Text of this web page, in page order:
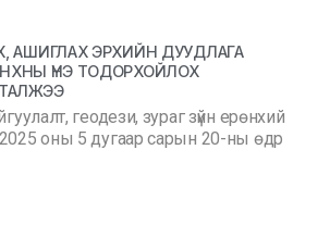
АШИГЛАХ ЭРХИЙН ДУУДЛАГА
ҮНЭ ТОДОРХОЙЛОХ
геодези, зураг зүйн ерөнхий
оны 5 дугаар сарын 20-ны өдр